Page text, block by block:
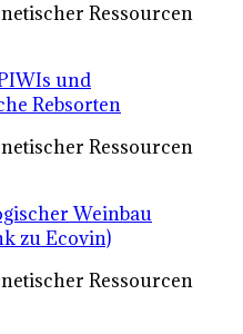
Ressourcen
und
Rebsorten
Ressourcen
Weinbau
zu Ecovin)
Ressourcen